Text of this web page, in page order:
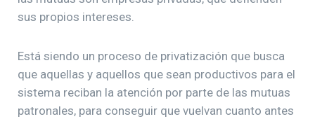
sus propios intereses.
Está siendo un proceso de privatización que busca
que aquellas y aquellos que sean productivos para el
sistema reciban la atención por parte de las mutuas
patronales, para conseguir que vuelvan cuanto antes